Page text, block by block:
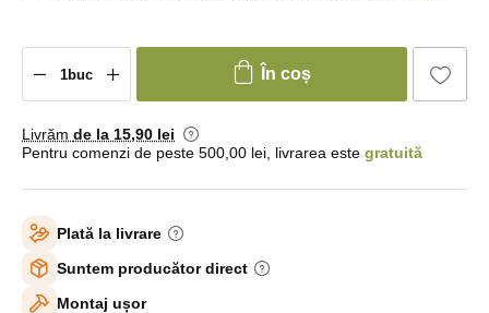
În coș
Livrăm de la 15,90 lei
Pentru comenzi de peste 500,00 lei, livrarea este gratuită
Plată la livrare
Suntem producător direct
Montaj ușor